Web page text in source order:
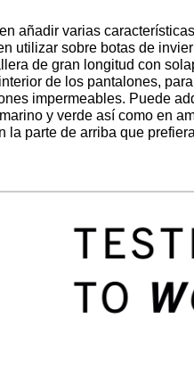
añadir varias
utilizar sobre botas de
de gran longitud con
de los pantalones,
impermeables. Puede
y verde así como en
la parte de arriba que